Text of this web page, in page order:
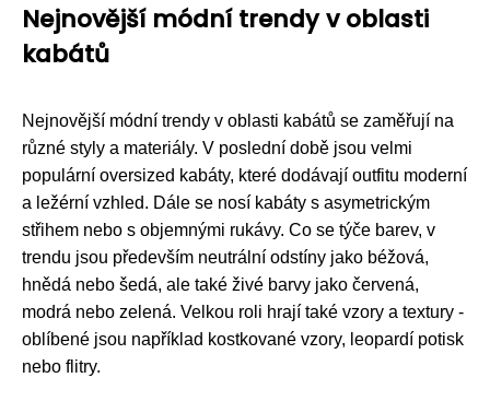
Nejnovější módní trendy v oblasti
kabátů
Nejnovější módní trendy v oblasti kabátů se zaměřují na
různé styly a materiály. V poslední době jsou velmi
populární oversized kabáty, které dodávají outfitu moderní
a ležérní vzhled. Dále se nosí kabáty s asymetrickým
střihem nebo s objemnými rukávy. Co se týče barev, v
trendu jsou především neutrální odstíny jako béžová,
hnědá nebo šedá, ale také živé barvy jako červená,
modrá nebo zelená. Velkou roli hrají také vzory a textury -
oblíbené jsou například kostkované vzory, leopardí potisk
nebo flitry.